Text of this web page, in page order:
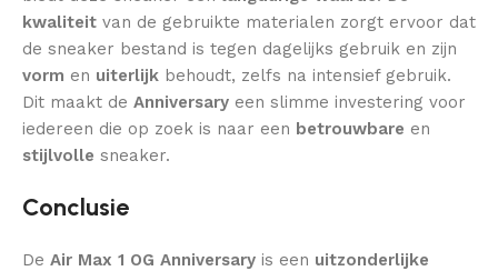
kwaliteit van de gebruikte materialen zorgt ervoor dat
de sneaker bestand is tegen dagelijks gebruik en zijn
vorm en uiterlijk behoudt, zelfs na intensief gebruik.
Dit maakt de Anniversary een slimme investering voor
iedereen die op zoek is naar een betrouwbare en
stijlvolle sneaker.
Conclusie
De Air Max 1 OG Anniversary is een uitzonderlijke